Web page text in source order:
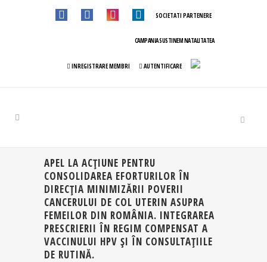
SOCIETATI PARTENERE
CAMPANIA SUSTINEM NATALITATEA
INREGISTRARE MEMBRI AUTENTIFICARE
APEL LA ACȚIUNE PENTRU
CONSOLIDAREA EFORTURILOR ÎN
DIRECȚIA MINIMIZĂRII POVERII
CANCERULUI DE COL UTERIN ASUPRA
FEMEILOR DIN ROMÂNIA. INTEGRAREA
PRESCRIERII ÎN REGIM COMPENSAT A
VACCINULUI HPV ȘI ÎN CONSULTAȚIILE
DE RUTINĂ.